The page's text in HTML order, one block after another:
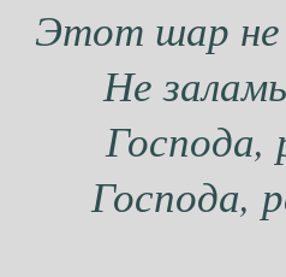
Этот шар не
Не
Господа,
Господа,